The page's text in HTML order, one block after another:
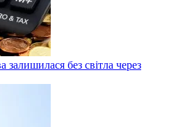
залишилася без світла через